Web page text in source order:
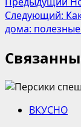
записи
Следующий:
дома:
ВКУСНО